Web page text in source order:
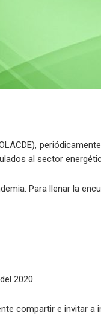
al sector
Para llenar la
2020.
compartir e invitar